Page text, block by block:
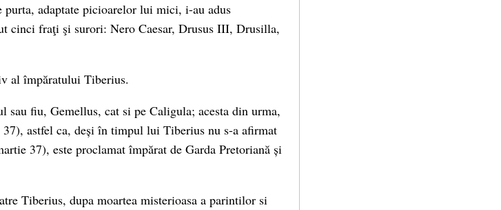
adaptate picioarelor lui mici, i-au adus
cinci fraţi şi surori: Nero Caesar, Drusus III, Drusilla,
al împăratului Tiberius.
sau fiu, Gemellus, cat si pe Caligula; acesta din urma,
37), astfel ca, deși în timpul lui Tiberius nu s-a afirmat
37), este proclamat împărat de Garda Pretoriană și
Tiberius, dupa moartea misterioasa a parintilor si